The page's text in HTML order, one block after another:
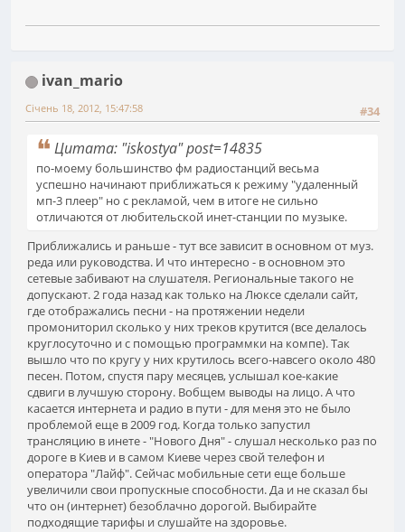
ivan_mario
#34
Січень 18, 2012, 15:47:58
Цитата: "iskostya" post=14835
по-моему большинство фм радиостанций весьма
успешно начинают приближаться к режиму "удаленный
мп-3 плеер" но с рекламой, чем в итоге не сильно
отличаются от любительской инет-станции по музыке.
Приближались и раньше - тут все зависит в основном от муз.
реда или руководства. И что интересно - в основном это
сетевые забивают на слушателя. Региональные такого не
допускают. 2 года назад как только на Люксе сделали сайт,
где отображались песни - на протяжении недели
промониторил сколько у них треков крутится (все делалось
круглосуточно и с помощью программки на компе). Так
вышло что по кругу у них крутилось всего-навсего около 480
песен. Потом, спустя пару месяцев, услышал кое-какие
сдвиги в лучшую сторону. Вобщем выводы на лицо. А что
касается интернета и радио в пути - для меня это не было
проблемой еще в 2009 год. Когда только запустил
трансляцию в инете - "Нового Дня" - слушал несколько раз по
дороге в Киев и в самом Киеве через свой телефон и
оператора "Лайф". Сейчас мобильные сети еще больше
увеличили свои пропускные способности. Да и не сказал бы
что он (интернет) безоблачно дорогой. Выбирайте
подходящие тарифы и слушайте на здоровье.